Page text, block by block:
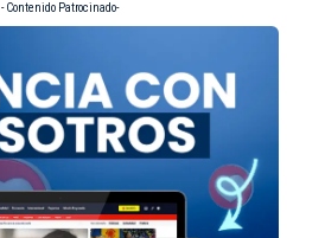
- Contenido Patrocinado-